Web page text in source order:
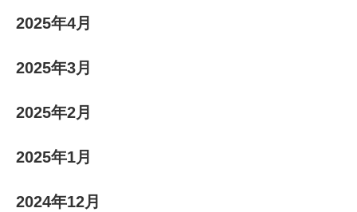
2025年4月
2025年3月
2025年2月
2025年1月
2024年12月